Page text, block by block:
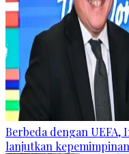
Berbeda dengan
lanjutkan